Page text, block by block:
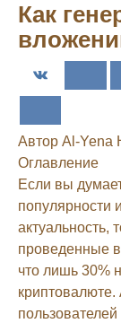
Как
Автор Al-Yena
Оглавление
Если вы
популярности
актуальность,
проведенные
что лишь 30%
криптовалюте.